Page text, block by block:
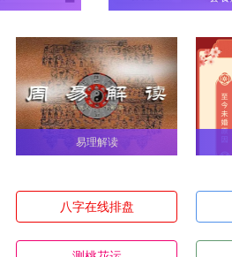
易理解读
八字在线排盘